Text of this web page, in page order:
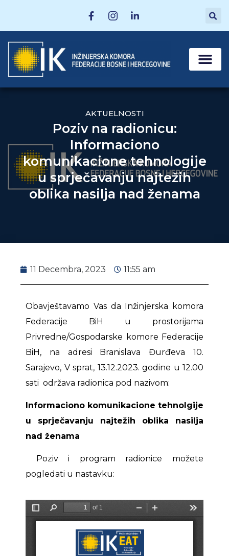
AKTUELNOSTI
Poziv na radionicu:
Informaciono
komunikacione tehnologije
u sprječavanju najtežih
oblika nasilja nad ženama
11 Decembra, 2023 11:55 am
Obavještavamo Vas da Inžinjerska komora
Federacije BiH u prostorijama
Privredne/Gospodarske komore Federacije
BiH, na adresi Branislava Đurđeva 10.
Sarajevo, V sprat, 13.12.2023. godine u 12.00
sati održava radionica pod nazivom:
Informaciono komunikacione tehnolgije
u sprječavanju najtežih oblika nasilja
nad ženama
Poziv i program radionice možete
pogledati u nastavku: